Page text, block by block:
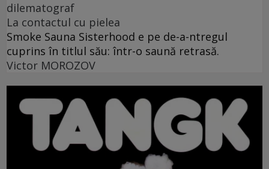
dilematograf
La contactul cu pielea
Smoke Sauna Sisterhood e pe de-a-ntregul
cuprins în titlul său: într-o saună retrasă.
Victor MOROZOV